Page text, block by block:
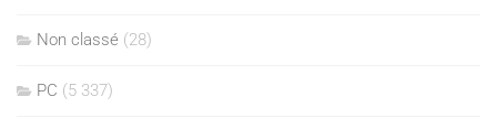
Non classé (28)
PC (5 337)